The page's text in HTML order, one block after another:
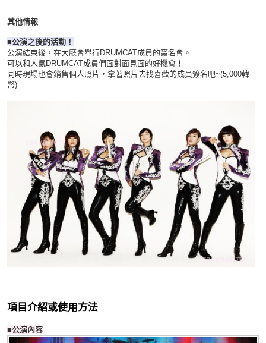
其他情報
■公演之後的活動！
公演結束後，在大廳會舉行DRUMCAT成員的簽名會。
可以和人氣DRUMCAT成員們面對面見面的好機會！
同時現場也會銷售個人照片，拿著照片去找喜歡的成員簽名吧~(5,000韓
幣)
項目介紹或使用方法
■公演內容